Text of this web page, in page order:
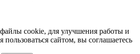
файлы cookie, для улучшения работы и
пользоваться сайтом, вы соглашаетесь